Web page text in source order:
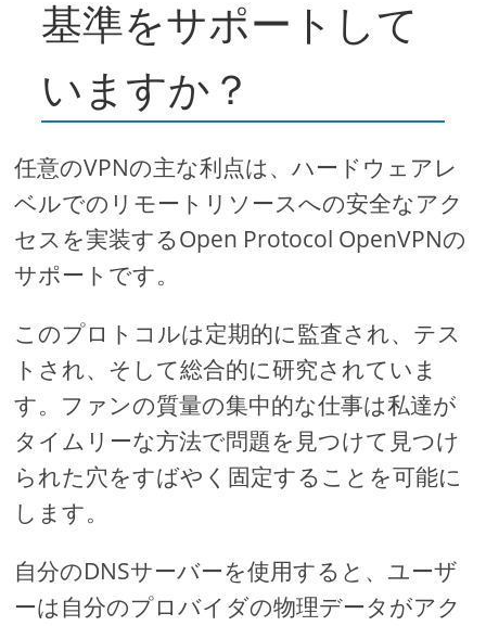
基準をサポートして
いますか？
任意のVPNの主な利点は、ハードウェアレ
ベルでのリモートリソースへの安全なアク
セスを実装するOpen Protocol OpenVPNの
サポートです。
このプロトコルは定期的に監査され、テス
トされ、そして総合的に研究されていま
す。ファンの質量の集中的な仕事は私達が
タイムリーな方法で問題を見つけて見つけ
られた穴をすばやく固定することを可能に
します。
自分のDNSサーバーを使用すると、ユーザ
ーは自分のプロバイダの物理データがアク